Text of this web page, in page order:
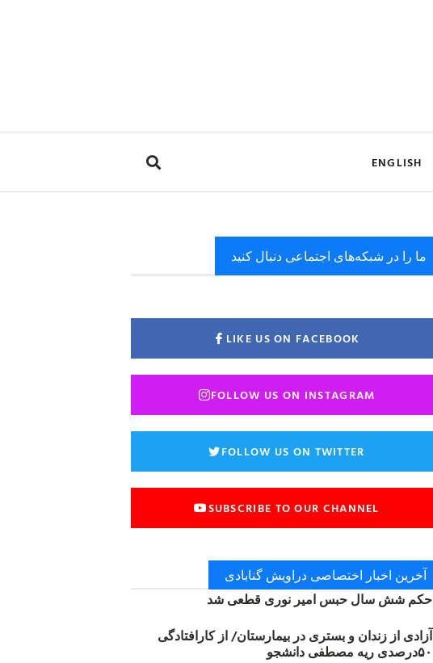
ENGLISH
ما را در شبکه‌های اجتماعی دنبال کنید
LIKE US ON FACEBOOK
FOLLOW US ON INSTAGRAM
FOLLOW US ON TWITTER
SUBSCRIBE TO OUR CHANNEL
آخرین اخبار اختصاصی دراویش گنابادی
حکم شش سال حبس امیر نوری قطعی شد
آزادی از زندان و بستری در بیمارستان/ از کارافتادگی
۵۰درصدی ریه مصطفی دانشجو